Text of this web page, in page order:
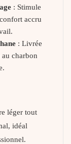
: Stimule
accru
: Livrée
charbon
léger tout
idéal